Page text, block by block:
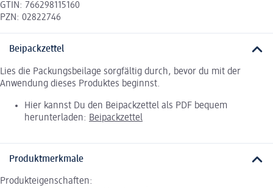
GTIN: 766298115160
PZN: 02822746
Beipackzettel
Lies die Packungsbeilage sorgfältig durch, bevor du mit der
Anwendung dieses Produktes beginnst.
Hier kannst Du den Beipackzettel als PDF bequem
herunterladen: Beipackzettel
Produktmerkmale
Produkteigenschaften: